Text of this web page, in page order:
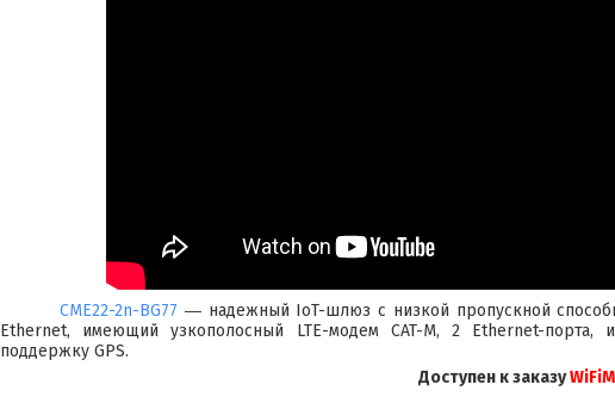
CME22-2n-BG77 ― надежный IoT-шлюз с низкой пропускной
Ethernet, имеющий узкополосный LTE-модем CAT-M, 2 Ethernet-порта,
поддержку GPS.
Доступен к заказу